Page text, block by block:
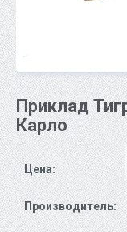
Приклад
Карло
Цена:
Производитель: